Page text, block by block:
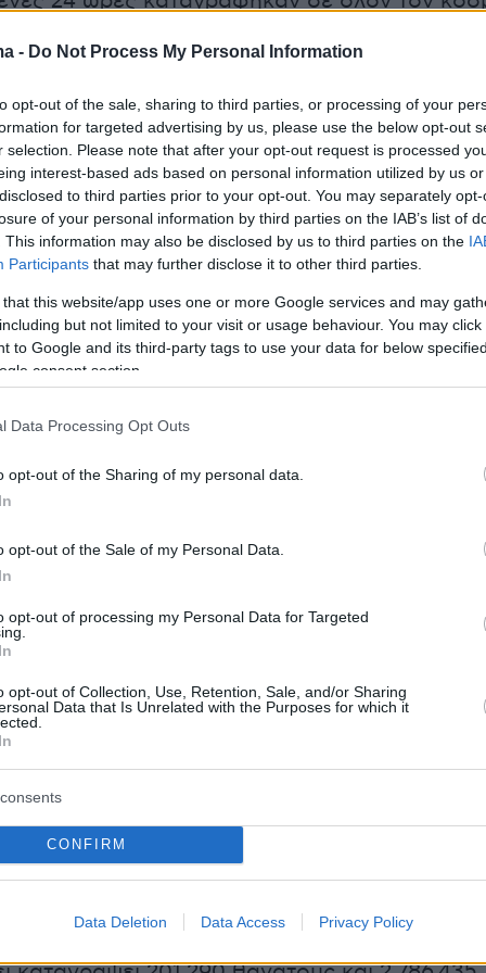
- Do Not Process My Personal Information
opt-out of the sale, sharing to third parties, or processing of your
for targeted advertising by us, please use the below opt-out
selection. Please note that after your opt-out request is processed
interest-based ads based on personal information utilized by us
to third parties prior to your opt-out. You may separately
of your personal information by third parties on the IAB’s list of
This information may also be disclosed by us to third parties on the
Participants that may further disclose it to other third parties.
that this website/app uses one or more Google services and may
but not limited to your visit or usage behaviour. You may
to Google and its third-party tags to use your data for below
consent section.
Data Processing Opt Outs
opt-out of the Sharing of my personal data.
opt-out of the Sale of my Personal Data.
opt-out of processing my Personal Data for Targeted
opt-out of Collection, Use, Retention, Sale, and/or Sharing
Data that Is Unrelated with the Purposes for which it
CONFIRM
Data Deletion Data Access Privacy Policy
οι περισσότεροι θάνατοι σε ένα 24ωρο
(1.223), οι ΗΠΑ (946), και το Μεξικό (782).
τον πρώτο τους θάνατο από
αρχές Φεβρουαρίου, είναι η πλέον πληγείσα
αριθμό νεκρών όσο και κρουσμάτων, με
και 3.081.383 κρούσματα. Τουλάχιστον
έχουν αποθεραπευτεί.
η πλέον πληγείσα χώρα είναι η Βραζιλία με
κρούσματα), η Ιταλία με 34.926 νεκρούς
που έχουν πληγεί πολύ σκληρά, το
νεκρούς σε σύγκριση με τον
με 84 θανάτους ανά 100.00 κατοίκους,
Βρετανία (66), η Ισπανία (61), η Ιταλία (58)
το Χονγκ Κονγκ και το Μακάο) μετρά
(9 νέα) και 4.634 νεκρούς. Ο αριθμός
με τις κινεζικές αρχές, παραμένει
από τα μέσα του Μαΐου. Επίσης, 78.590
ότι έχουν αποθεραπευτεί